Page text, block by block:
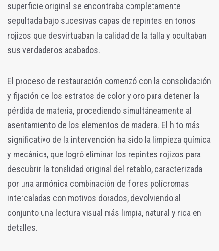
superficie original se encontraba completamente
sepultada bajo sucesivas capas de repintes en tonos
rojizos que desvirtuaban la calidad de la talla y ocultaban
sus verdaderos acabados.
El proceso de restauración comenzó con la consolidación
y fijación de los estratos de color y oro para detener la
pérdida de materia, procediendo simultáneamente al
asentamiento de los elementos de madera. El hito más
significativo de la intervención ha sido la limpieza química
y mecánica, que logró eliminar los repintes rojizos para
descubrir la tonalidad original del retablo, caracterizada
por una armónica combinación de flores polícromas
intercaladas con motivos dorados, devolviendo al
conjunto una lectura visual más limpia, natural y rica en
detalles.